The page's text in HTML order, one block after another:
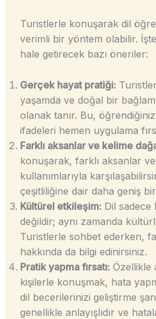
Turistlerle konuşarak dil
verimli bir yöntem olabilir.
hale getirecek bazı öneriler:
Gerçek hayat pratiği:
yaşamda ve doğal bir
olanak tanır. Bu,
ifadeleri hemen uygulama
Farklı aksanlar ve kelime
konuşarak, farklı aksanlar
kullanımlarıyla
çeşitliliğine dair daha geniş bir
Kültürel etkileşim:Dil sadece
değildir; aynı zamanda
Turistlerle sohbet ederken,
hakkında da bilgi edinirsiniz.
Pratik yapma fırsatı:Özellikle
kişilerle konuşmak, hata
dil becerilerinizi geliştirme
genellikle anlayışlıdır ve